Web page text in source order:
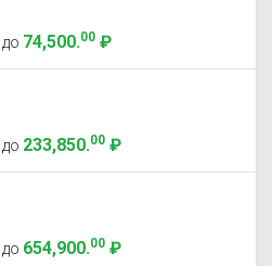
до 74,500.00 ₽
до 233,850.00 ₽
до 654,900.00 ₽